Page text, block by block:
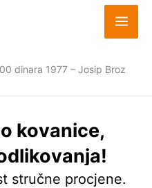
dinara 1977 – Josip Broz
kovanice,
stručne procjene.